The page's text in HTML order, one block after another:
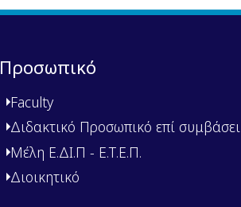
Προσωπικό
Faculty
Διδακτικό Προσωπικό επί συμβάσει
Μέλη Ε.ΔΙ.Π - Ε.Τ.Ε.Π.
Διοικητικό